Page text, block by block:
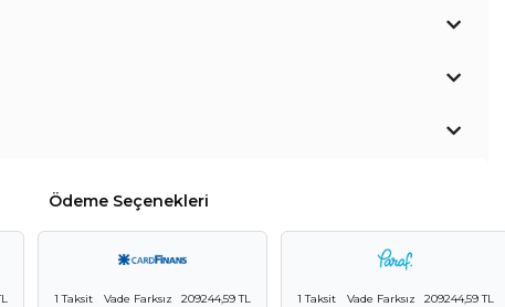
Ödeme Seçenekleri
1 Taksit Vade Farksız
209244,59 TL
1 Taksit Vade Farksız
209244,59 TL